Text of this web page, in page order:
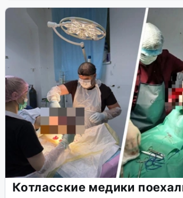
Котласские медики